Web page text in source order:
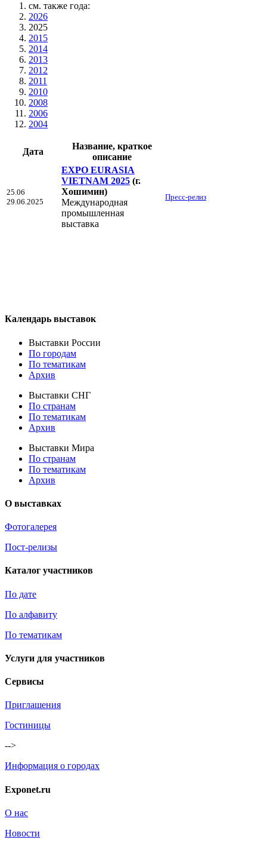
см. также года:
2026
2025
2015
2014
2013
2012
2011
2010
2008
2006
2004
Дата
Название, краткое
описание
25.06
29.06.2025
EXPO EURASIA
VIETNAM 2025 (г.
Хошимин)
Международная
промышленная
выставка
Пресс-релиз
Календарь выставок
Выставки России
По городам
По тематикам
Архив
Выставки СНГ
По странам
По тематикам
Архив
Выставки Мира
По странам
По тематикам
Архив
О выставках
Фотогалерея
Пост-релизы
Каталог участников
По дате
По алфавиту
По тематикам
Услуги для участников
Сервисы
Приглашения
Гостиницы
-->
Информация о городах
Exponet.ru
О нас
Новости